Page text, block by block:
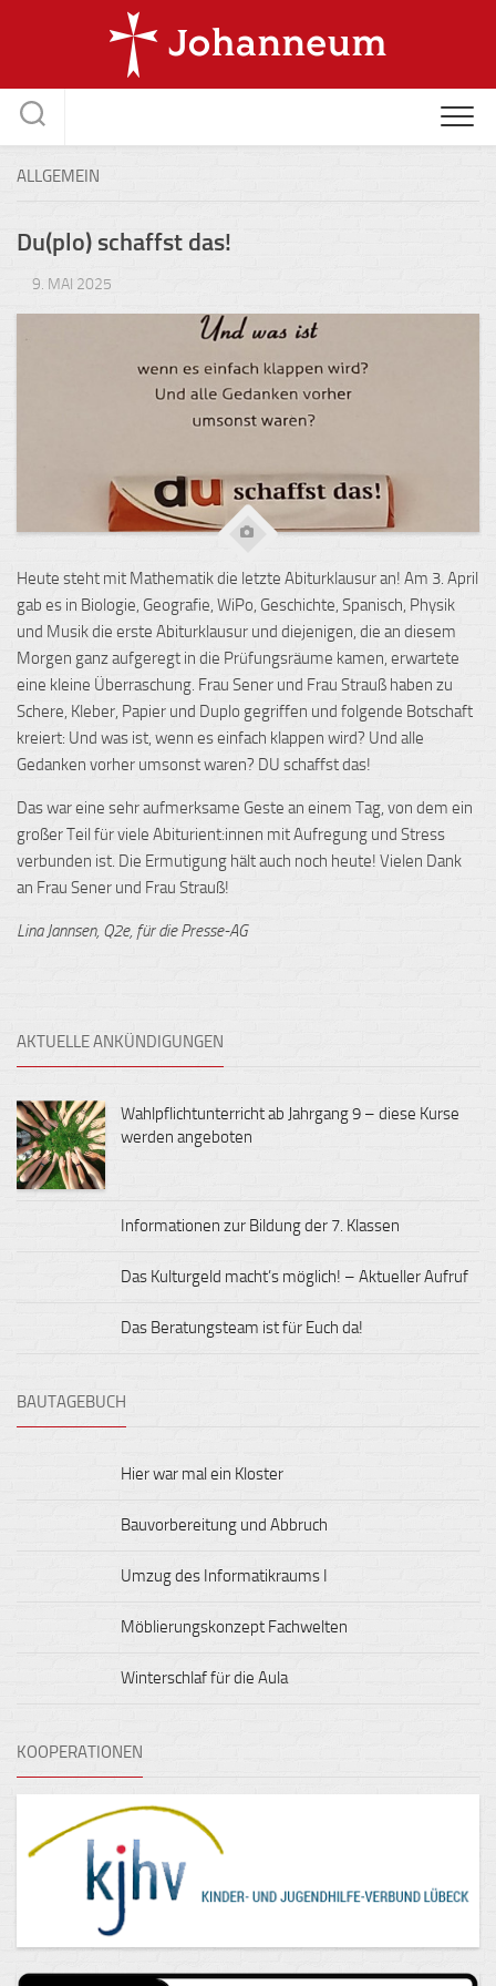
ALLGEMEIN
Du(plo) schaffst das!
9. MAI 2025
Heute steht mit Mathematik die letzte Abiturklausur an! Am 3. April
gab es in Biologie, Geografie, WiPo, Geschichte, Spanisch, Physik
und Musik die erste Abiturklausur und diejenigen, die an diesem
Morgen ganz aufgeregt in die Prüfungsräume kamen, erwartete
eine kleine Überraschung. Frau Sener und Frau Strauß haben zu
Schere, Kleber, Papier und Duplo gegriffen und folgende Botschaft
kreiert: Und was ist, wenn es einfach klappen wird? Und alle
Gedanken vorher umsonst waren? DU schaffst das!
Das war eine sehr aufmerksame Geste an einem Tag, von dem ein
großer Teil für viele Abiturient:innen mit Aufregung und Stress
verbunden ist. Die Ermutigung hält auch noch heute! Vielen Dank
an Frau Sener und Frau Strauß!
Lina Jannsen, Q2e, für die Presse-AG
AKTUELLE ANKÜNDIGUNGEN
Wahlpflichtunterricht ab Jahrgang 9 – diese Kurse
werden angeboten
Informationen zur Bildung der 7. Klassen
Das Kulturgeld macht’s möglich! – Aktueller Aufruf
Das Beratungsteam ist für Euch da!
BAUTAGEBUCH
Hier war mal ein Kloster
Bauvorbereitung und Abbruch
Umzug des Informatikraums I
Möblierungskonzept Fachwelten
Winterschlaf für die Aula
KOOPERATIONEN